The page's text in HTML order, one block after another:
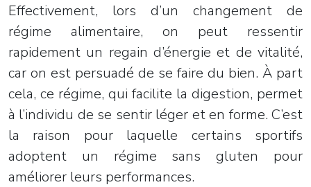
Effectivement, lors d’un changement de
régime alimentaire, on peut ressentir
rapidement un regain d’énergie et de vitalité,
car on est persuadé de se faire du bien. À part
cela, ce régime, qui facilite la digestion, permet
à l’individu de se sentir léger et en forme. C’est
la raison pour laquelle certains sportifs
adoptent un régime sans gluten pour
améliorer leurs performances.